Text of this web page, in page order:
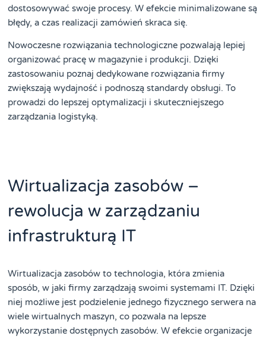
dostosowywać swoje procesy. W efekcie minimalizowane są
błędy, a czas realizacji zamówień skraca się.
Nowoczesne rozwiązania technologiczne pozwalają lepiej
organizować pracę w magazynie i produkcji. Dzięki
zastosowaniu poznaj dedykowane rozwiązania firmy
zwiększają wydajność i podnoszą standardy obsługi. To
prowadzi do lepszej optymalizacji i skuteczniejszego
zarządzania logistyką.
Wirtualizacja zasobów –
rewolucja w zarządzaniu
infrastrukturą IT
Wirtualizacja zasobów to technologia, która zmienia
sposób, w jaki firmy zarządzają swoimi systemami IT. Dzięki
niej możliwe jest podzielenie jednego fizycznego serwera na
wiele wirtualnych maszyn, co pozwala na lepsze
wykorzystanie dostępnych zasobów. W efekcie organizacje